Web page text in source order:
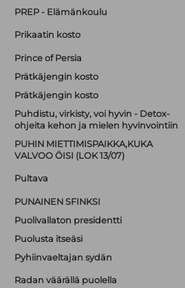
PREP - Elämänkoulu
Prikaatin kosto
Prince of Persia
Prätkäjengin kosto
Prätkäjengin kosto
Puhdistu, virkisty, voi hyvin - Detox-
ohjeita kehon ja mielen hyvinvointiin
PUHIN MIETTIMISPAIKKA,KUKA
VALVOO ÖISI (LOK 13/07)
Pultava
PUNAINEN SFINKSI
Puolivallaton presidentti
Puolusta itseäsi
Pyhiinvaeltajan sydän
Radan väärällä puolella